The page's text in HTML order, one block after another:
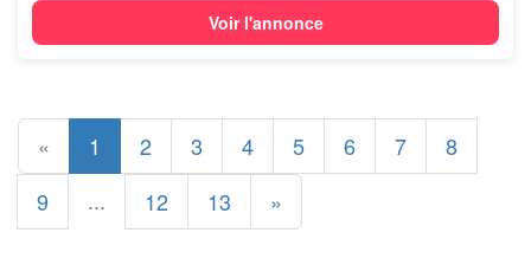
Voir l'annonce
« 1 2 3 4 5 6 7
8
9
... 12 13 »